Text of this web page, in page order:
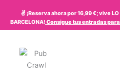
contenido
✌️ ¡Reserva ahora por 16,99 €; vive
BARCELONA! Consigue tus entradas